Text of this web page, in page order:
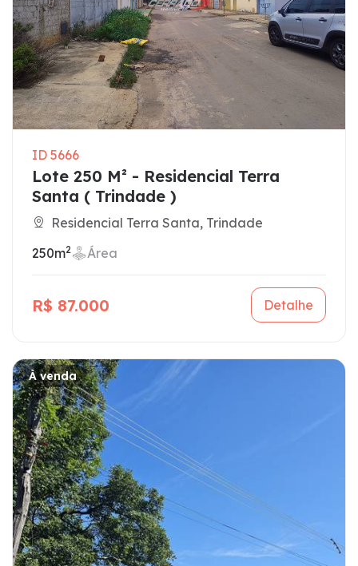
ID 5666
Lote 250 M² - Residencial Terra
Santa ( Trindade )
Residencial Terra Santa, Trindade
250m2 Área
R$ 87.000 Detalhe
À venda